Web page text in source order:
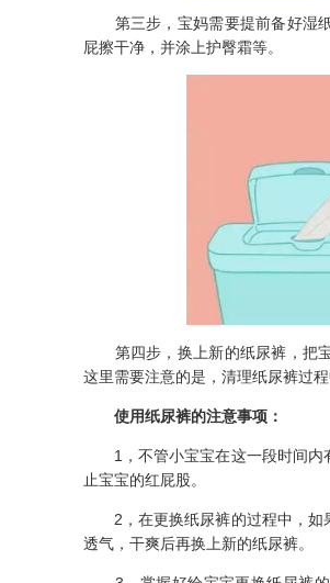
第三步，宝妈需要提前备好湿纸
屁擦干净，并涂上护臀霜等。
第四步，换上新的纸尿裤，把宝
这里需要注意的是，清理纸尿裤过
使用纸尿裤的注意事项：
1，不管小宝宝在这一段时间内
止宝宝的红屁股。
2，在更换纸尿裤的过程中，如
透气，干爽后再换上新的纸尿裤。